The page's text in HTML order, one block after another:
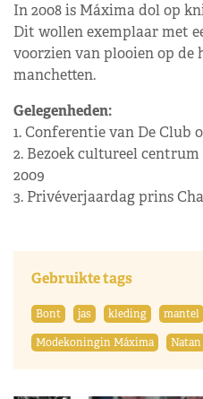
In 2008 is Máxima dol op
Dit wollen exemplaar met
voorzien van plooien op de
manchetten.
Gelegenheden:
1. Conferentie van De Club
2. Bezoek cultureel
2009
3. Privéverjaardag prins
Gebruikte tags
Bont jas kleding mantel
Modekoningin Máxima
Natan